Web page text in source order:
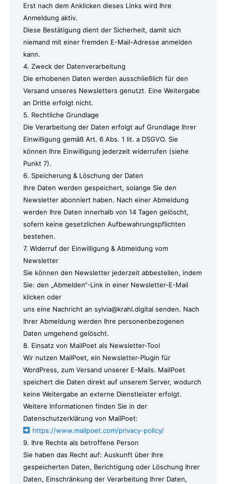
Erst nach dem Anklicken dieses Links wird Ihre
Anmeldung aktiv.
Diese Bestätigung dient der Sicherheit, damit sich
niemand mit einer fremden E-Mail-Adresse anmelden
kann.
4. Zweck der Datenverarbeitung
Die erhobenen Daten werden ausschließlich für den
Versand unseres Newsletters genutzt. Eine Weitergabe
an Dritte erfolgt nicht.
5. Rechtliche Grundlage
Die Verarbeitung der Daten erfolgt auf Grundlage Ihrer
Einwilligung gemäß Art. 6 Abs. 1 lit. a DSGVO. Sie
können Ihre Einwilligung jederzeit widerrufen (siehe
Punkt 7).
6. Speicherung & Löschung der Daten
Ihre Daten werden gespeichert, solange Sie den
Newsletter abonniert haben. Nach einer Abmeldung
werden Ihre Daten innerhalb von 14 Tagen gelöscht,
sofern keine gesetzlichen Aufbewahrungspflichten
bestehen.
7. Widerruf der Einwilligung & Abmeldung vom
Newsletter
Sie können den Newsletter jederzeit abbestellen, indem
Sie: den „Abmelden“-Link in einer Newsletter-E-Mail
klicken oder
uns eine Nachricht an sylvia@krahl.digital senden. Nach
Ihrer Abmeldung werden Ihre personenbezogenen
Daten umgehend gelöscht.
8. Einsatz von MailPoet als Newsletter-Tool
Wir nutzen MailPoet, ein Newsletter-Plugin für
WordPress, zum Versand unserer E-Mails. MailPoet
speichert die Daten direkt auf unserem Server, wodurch
keine Weitergabe an externe Dienstleister erfolgt.
Weitere Informationen finden Sie in der
Datenschutzerklärung von MailPoet:
https://www.mailpoet.com/privacy-policy/
9. Ihre Rechte als betroffene Person
Sie haben das Recht auf: Auskunft über Ihre
gespeicherten Daten, Berichtigung oder Löschung Ihrer
Daten, Einschränkung der Verarbeitung Ihrer Daten,